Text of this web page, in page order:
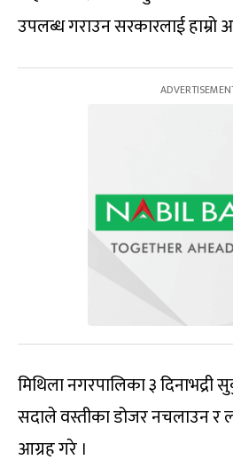
उपलब्ध गराउन सरकारलाई हाम्रो
मिथिला नगरपालिका ३ दिनाभद्री
सदाले वस्तीका डोजर नचलाउन र
आग्रह गरे ।